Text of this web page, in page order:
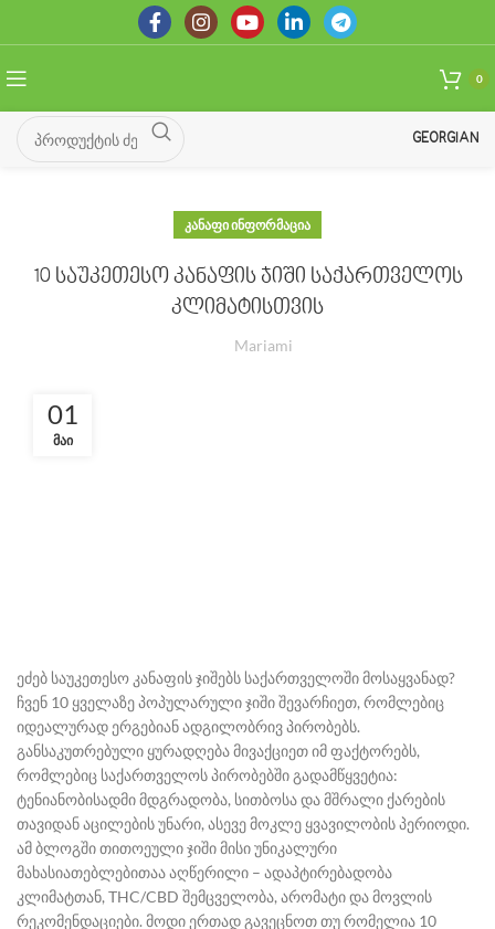
0
GEORGIAN
ᲙᲐᲜᲐᲤᲘ ᲘᲜᲤᲝᲠᲛᲐᲪᲘᲐ
10 საუკეთესო კანაფის ჯიში საქართველოს
კლიმატისთვის
Mariami
01
ᲛᲐᲘ
ეძებ საუკეთესო კანაფის ჯიშებს საქართველოში მოსაყვანად?
ჩვენ 10 ყველაზე პოპულარული ჯიში შევარჩიეთ, რომლებიც
იდეალურად ერგებიან ადგილობრივ პირობებს.
განსაკუთრებული ყურადღება მივაქციეთ იმ ფაქტორებს,
რომლებიც საქართველოს პირობებში გადამწყვეტია:
ტენიანობისადმი მდგრადობა, სითბოსა და მშრალი ქარების
თავიდან აცილების უნარი, ასევე მოკლე ყვავილობის პერიოდი.
ამ ბლოგში თითოეული ჯიში მისი უნიკალური
მახასიათებლებითაა აღწერილი – ადაპტირებადობა
კლიმატთან, THC/CBD შემცველობა, არომატი და მოვლის
რეკომენდაციები. მოდი ერთად გავეცნოთ თუ რომელია 10